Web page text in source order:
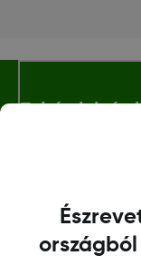
Feltételek és
országból